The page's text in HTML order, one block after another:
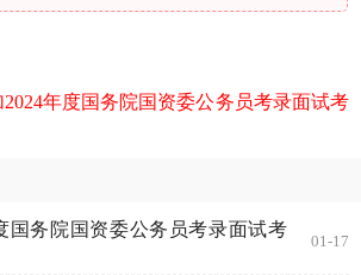
年度国务院国资委公务员考录面试考
国务院国资委公务员考录面试考
01-17